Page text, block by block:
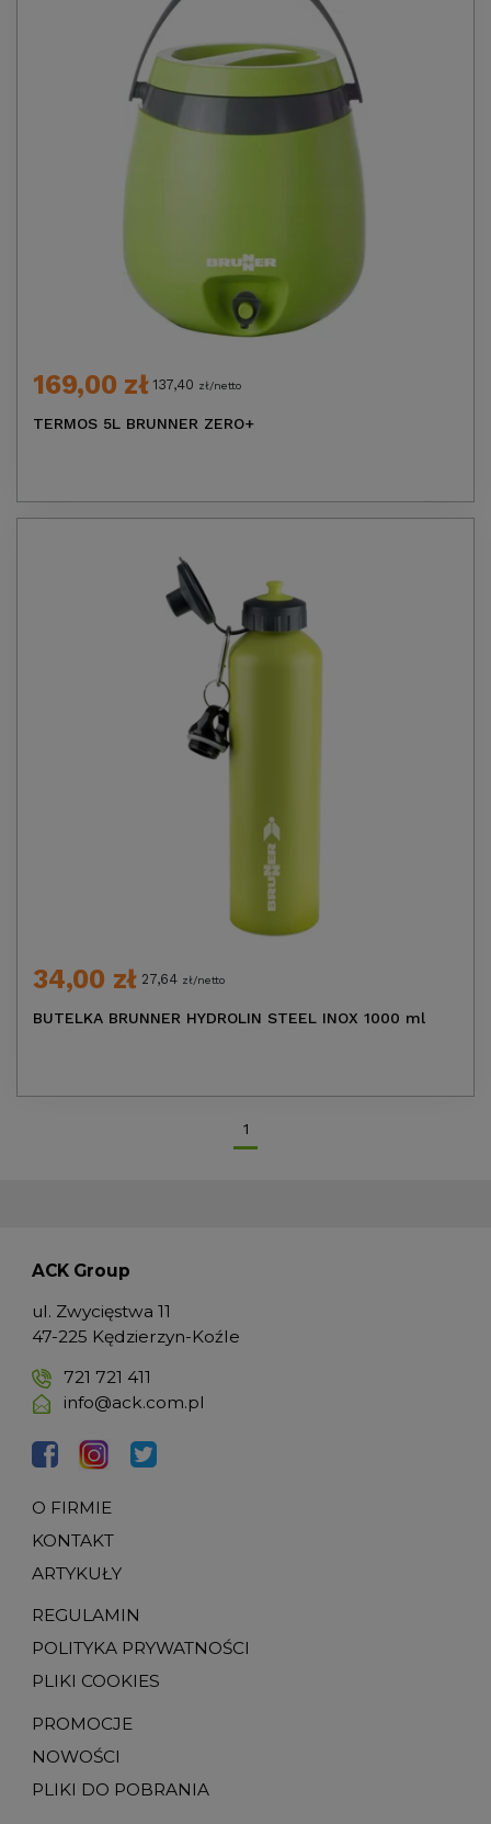
169,00 zł 137,40 zł/netto
TERMOS 5L BRUNNER ZERO+
34,00 zł 27,64 zł/netto
BUTELKA BRUNNER HYDROLIN STEEL INOX 1000 ml
1
ACK Group
ul. Zwycięstwa 11
47-225 Kędzierzyn-Koźle
721 721 411
info@ack.com.pl
O FIRMIE
KONTAKT
ARTYKUŁY
REGULAMIN
POLITYKA PRYWATNOŚCI
PLIKI COOKIES
PROMOCJE
NOWOŚCI
PLIKI DO POBRANIA